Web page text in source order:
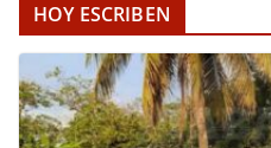
HOY ESCRIBEN